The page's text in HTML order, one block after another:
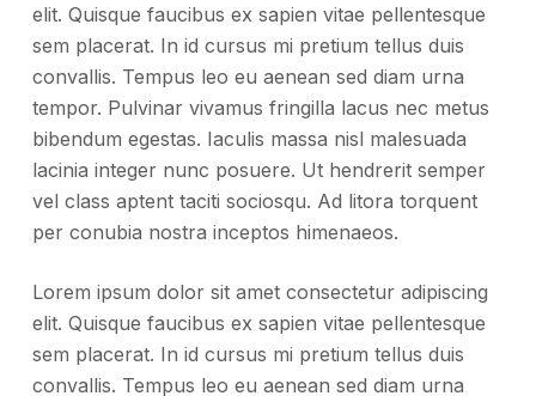
elit. Quisque faucibus ex sapien vitae pellentesque
sem placerat. In id cursus mi pretium tellus duis
convallis. Tempus leo eu aenean sed diam urna
tempor. Pulvinar vivamus fringilla lacus nec metus
bibendum egestas. Iaculis massa nisl malesuada
lacinia integer nunc posuere. Ut hendrerit semper
vel class aptent taciti sociosqu. Ad litora torquent
per conubia nostra inceptos himenaeos.
Lorem ipsum dolor sit amet consectetur adipiscing
elit. Quisque faucibus ex sapien vitae pellentesque
sem placerat. In id cursus mi pretium tellus duis
convallis. Tempus leo eu aenean sed diam urna